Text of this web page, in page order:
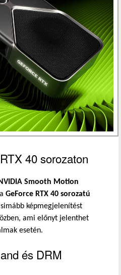
40 sorozaton
Smooth Motion
GeForce RTX 40 sorozatú
képmegjelenítést
ami előnyt jelenthet
esetén.
és DRM